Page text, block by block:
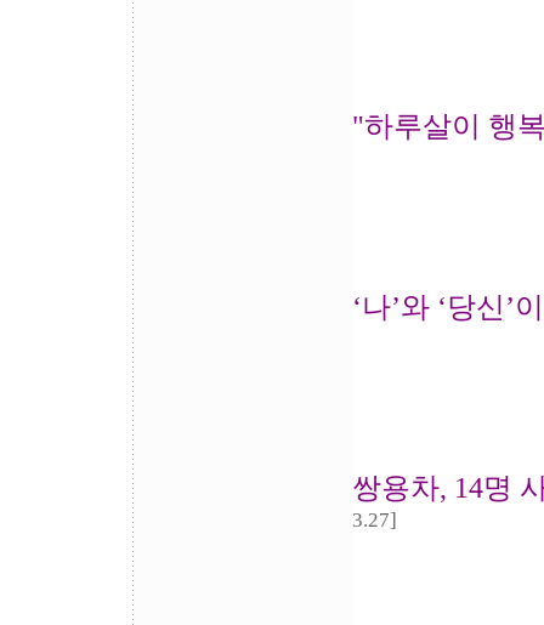
"하루살이 행
‘나’와 ‘당신’
쌍용차, 14명
3.27]